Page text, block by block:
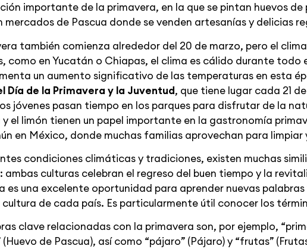
importante de la primavera, en la que se pintan huevos de
mercados de Pascua donde se venden artesanías y delicias
también comienza alrededor del 20 de marzo, pero el
como en Yucatán o Chiapas, el clima es cálido durante
un aumento significativo de las temperaturas en esta
Día de la Primavera y la Juventud, que tiene lugar cada 21
jóvenes pasan tiempo en los parques para disfrutar de la
el limón tienen un papel importante en la gastronomía
en México, donde muchas familias aprovechan para
condiciones climáticas y tradiciones, existen muchas
ambas culturas celebran el regreso del buen tiempo y la
es una excelente oportunidad para aprender nuevas
de cada país. Es particularmente útil conocer los
clave relacionadas con la primavera son, por ejemplo,
(Huevo de Pascua), así como “pájaro” (Pájaro) y “frutas”